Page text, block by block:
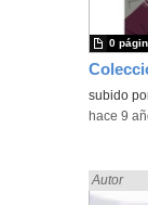
subido
0
-hace 9
Autor